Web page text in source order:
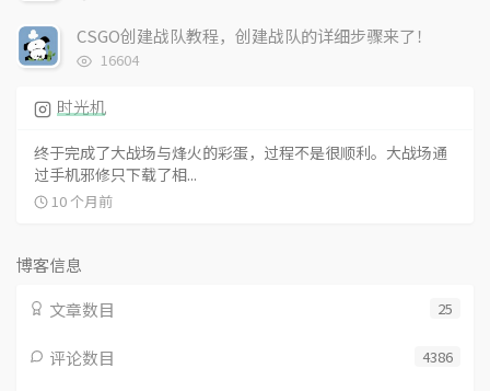
次
数:
CSGO创建战队教程，创建战队的详细步骤来了！
浏
数:
16604
时光机
终于完成了大战场与烽火的彩蛋，过程不是很顺利。大战场通
过手机邪修只下载了相...
10 个月前
博客信息
25
文章数目
4386
评论数目